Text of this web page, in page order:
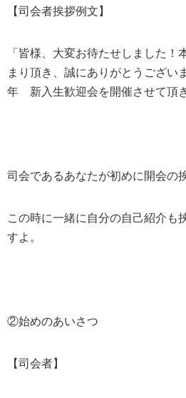
【司会者挨拶例文】
「皆様、大変お待たせしました！
まり頂き、誠にありがとうござい
年 新入生歓迎会を開催させて頂き
司会であるあなたが初めに開会の
この時に一緒に自分の自己紹介も
すよ。
②始めのあいさつ
【司会者】